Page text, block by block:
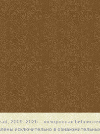
2009–2026 - электронная
исключительно в